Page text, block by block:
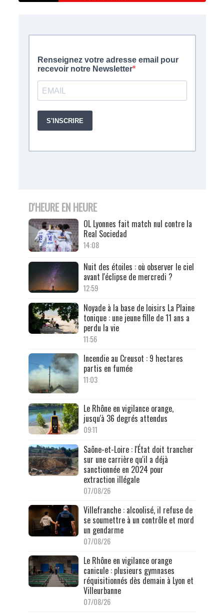
D'HEURE EN HEURE
OL Lyonnes fait match nul contre la
Real Sociedad
14:08
Nuit des étoiles : où observer le ciel
avant l'éclipse de mercredi ?
12:59
Noyade à la base de loisirs La Plaine
tonique : une jeune fille de 11 ans a
perdu la vie
11:56
Incendie au Creusot : 9 hectares
partis en fumée
11:03
Le Rhône en vigilance orange,
jusqu'à 36 degrés attendus
09:11
Saône-et-Loire : l'État doit trancher
sur une carrière qu'il a déjà
sanctionnée en 2024 pour
extraction illégale
07/08/26
Villefranche : alcoolisé, il refuse de
se soumettre à un contrôle et mord
un gendarme
07/08/26
Le Rhône en vigilance orange
canicule : plusieurs gymnases
réquisitionnés dès demain à Lyon et
Villeurbanne
07/08/26